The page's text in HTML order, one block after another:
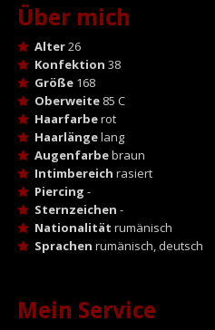
Über mich
Alter26
Konfektion 38
Größe168
Oberweite85 C
Haarfarberot
Haarlängelang
Augenfarbebraun
Intimbereich rasiert
Piercing -
Sternzeichen -
Nationalität rumänisch
Sprachen rumänisch, deutsch
Mein Service